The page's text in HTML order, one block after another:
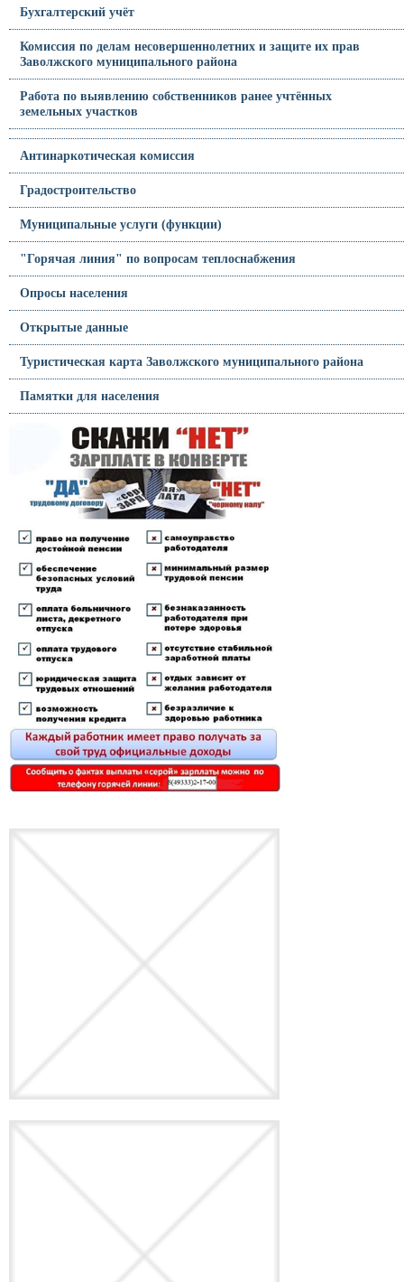
Бухгалтерский учёт
Комиссия по делам несовершеннолетних и защите их прав
Заволжского муниципального района
Работа по выявлению собственников ранее учтённых
земельных участков
Антинаркотическая комиссия
Градостроительство
Муниципальные услуги (функции)
"Горячая линия" по вопросам теплоснабжения
Опросы населения
Открытые данные
Туристическая карта Заволжского муниципального района
Памятки для населения